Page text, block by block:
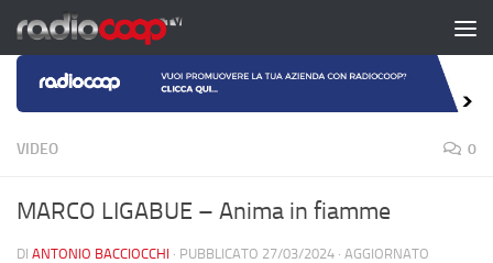
Salta al contenuto
VIDEO 0
MARCO LIGABUE – Anima in fiamme
DI ANTONIO BACCIOCCHI · PUBBLICATO 27/03/2024 · AGGIORNATO